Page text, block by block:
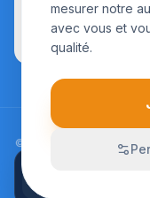
© 2026
CGU |
mesurer notre
avec vous et
qualité.